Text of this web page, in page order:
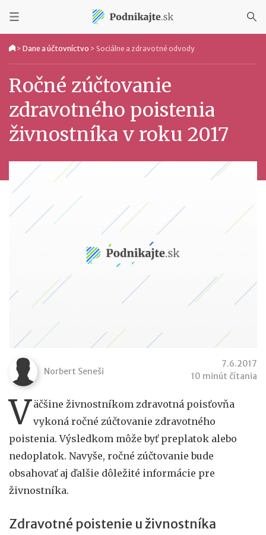
> Dane a účtovníctvo > Sociálne a zdravotné odvody
Ročné zúčtovanie
zdravotného poistenia
živnostníka v roku 2017
Norbert Seneši
7.6.2017
10 minút čítania
V äčšine živnostníkom zdravotná poisťovňa
vykoná ročné zúčtovanie zdravotného
poistenia. Výsledkom môže byť preplatok alebo
nedoplatok. Navyše, ročné zúčtovanie bude
obsahovať aj ďalšie dôležité informácie pre
živnostníka.
Zdravotné poistenie u živnostníka